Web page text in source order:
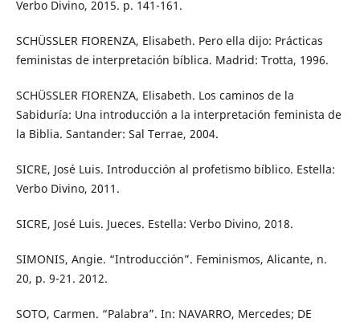
Verbo Divino, 2015. p. 141-161.
SCHÜSSLER FIORENZA, Elisabeth. Pero ella dijo: Prácticas
feministas de interpretación bíblica. Madrid: Trotta, 1996.
SCHÜSSLER FIORENZA, Elisabeth. Los caminos de la
Sabiduría: Una introducción a la interpretación feminista de
la Biblia. Santander: Sal Terrae, 2004.
SICRE, José Luis. Introducción al profetismo bíblico. Estella:
Verbo Divino, 2011.
SICRE, José Luis. Jueces. Estella: Verbo Divino, 2018.
SIMONIS, Angie. “Introducción”. Feminismos, Alicante, n.
20, p. 9-21. 2012.
SOTO, Carmen. “Palabra”. In: NAVARRO, Mercedes; DE